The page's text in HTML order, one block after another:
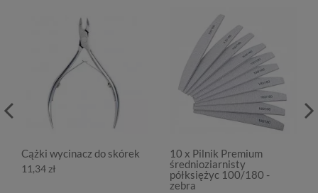
Cążki wycinacz do skórek
11,34 zł
10 x Pilnik Premium
średnioziarnisty
półksiężyc 100/180 -
zebra